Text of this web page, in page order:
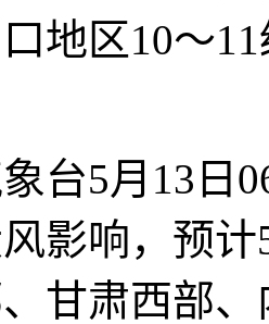
地区10～
5月13日
影响，预
甘肃西部